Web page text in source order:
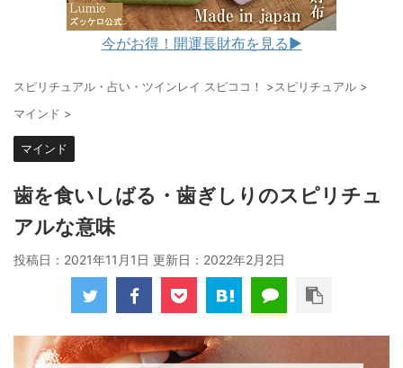
今がお得！開運長財布を見る▶︎
スピリチュアル・占い・ツインレイ スピココ！ >スピリチュアル >
マインド >
マインド
歯を食いしばる・歯ぎしりのスピリチュ
アルな意味
投稿日：2021年11月1日 更新日： 2022年2月2日